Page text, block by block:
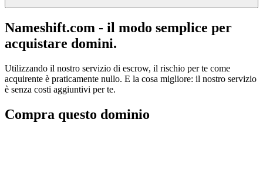
Nameshift.com - il modo semplice per
acquistare domini.
Utilizzando il nostro servizio di escrow, il rischio per te come
acquirente è praticamente nullo. E la cosa migliore: il nostro servizio
è senza costi aggiuntivi per te.
Compra questo dominio